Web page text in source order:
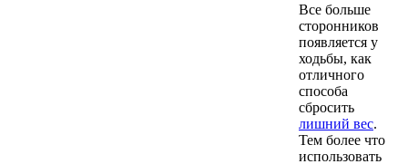
Все больше
сторонников
появляется у
ходьбы, как
отличного
способа
сбросить
лишний вес.
Тем более что
использовать